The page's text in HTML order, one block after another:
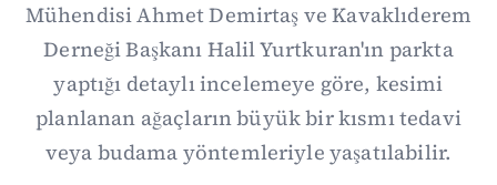
Mühendisi Ahmet Demirtaş ve Kavaklıderem
Derneği Başkanı Halil Yurtkuran'ın parkta
yaptığı detaylı incelemeye göre, kesimi
planlanan ağaçların büyük bir kısmı tedavi
veya budama yöntemleriyle yaşatılabilir.